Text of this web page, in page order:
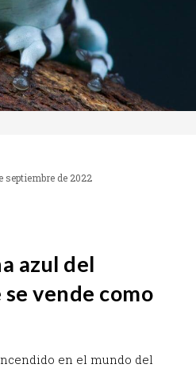
septiembre de 2022
azul del
vende como
en el mundo del